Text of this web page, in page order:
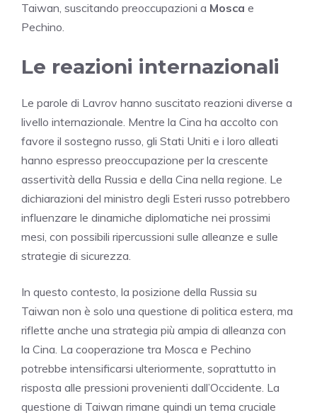
Taiwan, suscitando preoccupazioni a Mosca e
Pechino.
Le reazioni internazionali
Le parole di Lavrov hanno suscitato reazioni diverse a
livello internazionale. Mentre la Cina ha accolto con
favore il sostegno russo, gli Stati Uniti e i loro alleati
hanno espresso preoccupazione per la crescente
assertività della Russia e della Cina nella regione. Le
dichiarazioni del ministro degli Esteri russo potrebbero
influenzare le dinamiche diplomatiche nei prossimi
mesi, con possibili ripercussioni sulle alleanze e sulle
strategie di sicurezza.
In questo contesto, la posizione della Russia su
Taiwan non è solo una questione di politica estera, ma
riflette anche una strategia più ampia di alleanza con
la Cina. La cooperazione tra Mosca e Pechino
potrebbe intensificarsi ulteriormente, soprattutto in
risposta alle pressioni provenienti dall’Occidente. La
questione di Taiwan rimane quindi un tema cruciale